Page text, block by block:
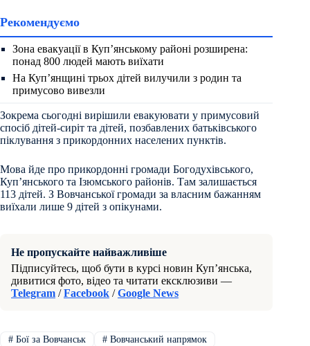
Рекомендуємо
Зона евакуації в Куп’янському районі розширена:
понад 800 людей мають виїхати
На Куп’янщині трьох дітей вилучили з родин та
примусово вивезли
Зокрема сьогодні вирішили евакуювати у примусовий
спосіб дітей-сиріт та дітей, позбавлених батьківського
піклування з прикордонних населених пунктів.
Мова йде про прикордонні громади Богодухівського,
Куп’янського та Ізюмського районів. Там залишається
113 дітей. З Вовчанської громади за власним бажанням
виїхали лише 9 дітей з опікунами.
Не пропускайте найважливіше
Підписуйтесь, щоб бути в курсі новин Куп’янська,
дивитися фото, відео та читати ексклюзиви —
Telegram /Facebook /Google News
#Бої за Вовчанськ #Вовчанський напрямок